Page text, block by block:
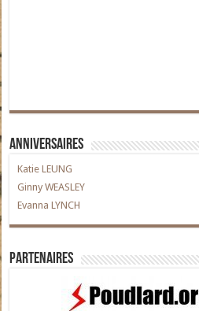
Anniversaires
Katie LEUNG
Ginny WEASLEY
Evanna LYNCH
Partenaires